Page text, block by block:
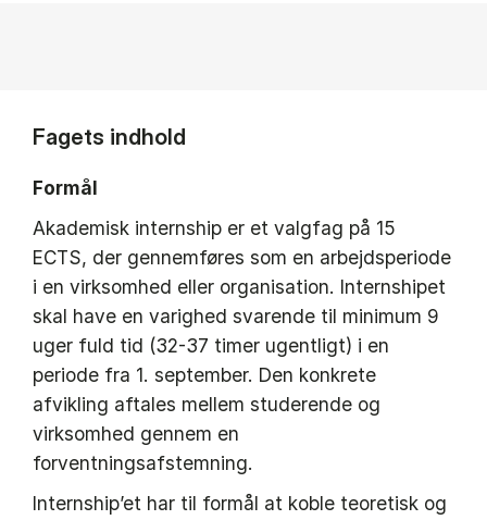
Fagets indhold
Formål
Akademisk internship er et valgfag på 15
ECTS, der gennemføres som en arbejdsperiode
i en virksomhed eller organisation. Internshipet
skal have en varighed svarende til minimum 9
uger fuld tid (32-37 timer ugentligt) i en
periode fra 1. september. Den konkrete
afvikling aftales mellem studerende og
virksomhed gennem en
forventningsafstemning.
Internship’et har til formål at koble teoretisk og